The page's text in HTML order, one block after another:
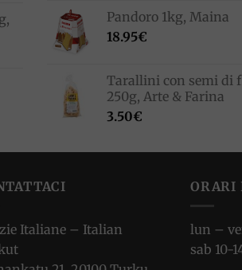
Pandoro 1kg, Maina
18.95€
Tarallini con semi di
250g, Arte & Farina
3.50€
Italiane – Italian
ORARI
lun –
sab 10-